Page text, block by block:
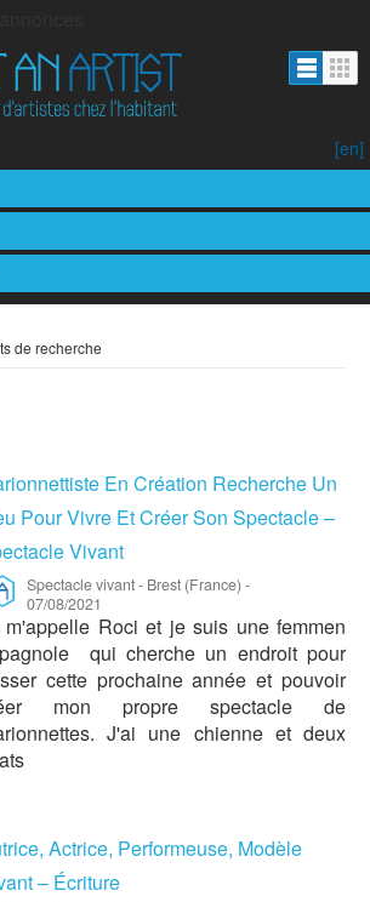
[en]
de recherche
En Création Recherche Un
Pour Vivre Et Créer Son Spectacle –
Vivant
Spectacle vivant- Brest (France) -
07/08/2021
m'appelle Roci et je suis une femmen
qui cherche un endroit pour
cette prochaine année et pouvoir
mon propre spectacle de
J'ai une chienne et deux
Actrice, Performeuse, Modèle
– Écriture